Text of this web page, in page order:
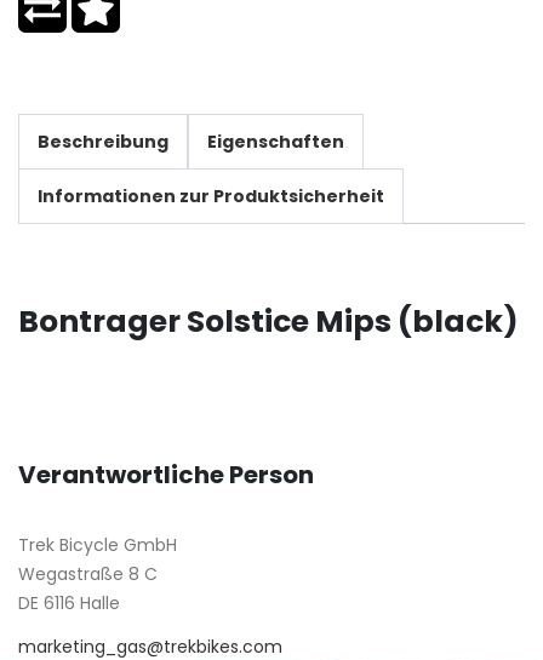
Beschreibung Eigenschaften
Informationen zur Produktsicherheit
Bontrager Solstice Mips (black)
Verantwortliche Person
Trek Bicycle GmbH
Wegastraße 8 C
DE 6116 Halle
marketing_gas@trekbikes.com